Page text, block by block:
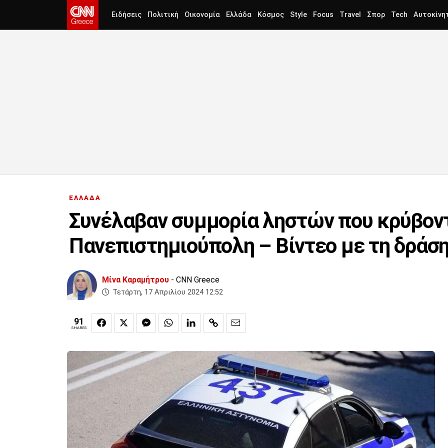
Ειδήσεις Πολιτική Οικονομία Ελλάδα Κόσμος Style Focus Travel Σπορ Tech
ΕΛΛΑΔΑ
Συνέλαβαν συμμορία ληστών που
Πανεπιστημιούπολη – Βίντεο με τη
Μίνα Καραμήτρου - CNN Greece
Τετάρτη, 17 Απριλίου 2024 12:52
91
SHARES